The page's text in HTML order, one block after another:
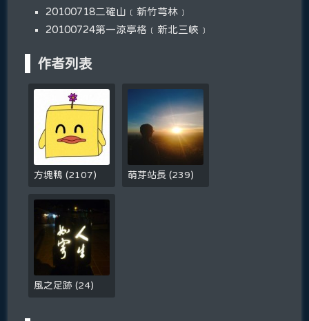
20100718二確山﹝新竹芎林﹞
20100724第一涼亭格﹝新北三峽﹞
作者列表
方塊鴨(2107) 萌芽站長(239)
風之足跡(24)